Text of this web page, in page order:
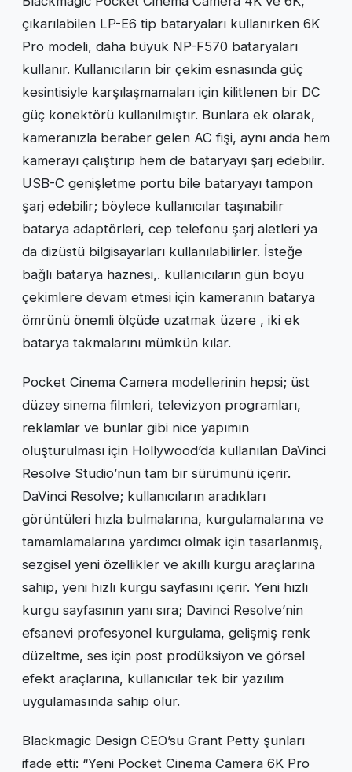
çıkarılabilen LP-E6 tip bataryaları kullanırken 6K
Pro modeli, daha büyük NP-F570 bataryaları
kullanır. Kullanıcıların bir çekim esnasında güç
kesintisiyle karşılaşmamaları için kilitlenen bir DC
güç konektörü kullanılmıştır. Bunlara ek olarak,
kameranızla beraber gelen AC fişi, aynı anda hem
kamerayı çalıştırıp hem de bataryayı şarj edebilir.
USB-C genişletme portu bile bataryayı tampon
şarj edebilir; böylece kullanıcılar taşınabilir
batarya adaptörleri, cep telefonu şarj aletleri ya
da dizüstü bilgisayarları kullanılabilirler. İsteğe
bağlı batarya haznesi,. kullanıcıların gün boyu
çekimlere devam etmesi için kameranın batarya
ömrünü önemli ölçüde uzatmak üzere , iki ek
batarya takmalarını mümkün kılar.
Pocket Cinema Camera modellerinin hepsi; üst
düzey sinema filmleri, televizyon programları,
reklamlar ve bunlar gibi nice yapımın
oluşturulması için Hollywood’da kullanılan DaVinci
Resolve Studio’nun tam bir sürümünü içerir.
DaVinci Resolve; kullanıcıların aradıkları
görüntüleri hızla bulmalarına, kurgulamalarına ve
tamamlamalarına yardımcı olmak için tasarlanmış,
sezgisel yeni özellikler ve akıllı kurgu araçlarına
sahip, yeni hızlı kurgu sayfasını içerir. Yeni hızlı
kurgu sayfasının yanı sıra; Davinci Resolve’nin
efsanevi profesyonel kurgulama, gelişmiş renk
düzeltme, ses için post prodüksiyon ve görsel
efekt araçlarına, kullanıcılar tek bir yazılım
uygulamasında sahip olur.
Blackmagic Design CEO’su Grant Petty şunları
ifade etti: “Yeni Pocket Cinema Camera 6K Pro